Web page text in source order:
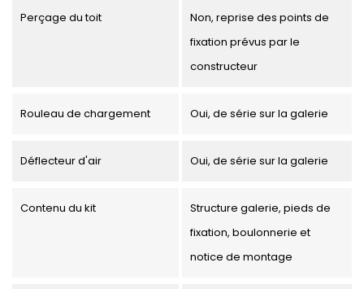
Perçage du toit
Non, reprise des points de
fixation prévus par le
constructeur
Rouleau de chargement Oui, de série sur la galerie
Déflecteur d'air Oui, de série sur la galerie
Contenu du kit
Structure galerie, pieds de
fixation, boulonnerie et
notice de montage